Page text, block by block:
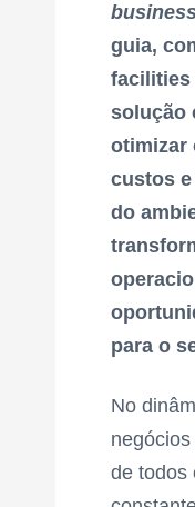
guia,
facilities
solução
otimizar
custos
do
para o
No
de todos